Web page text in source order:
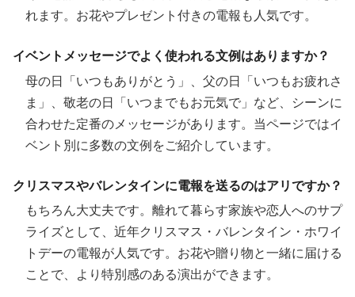
れます。お花やプレゼント付きの電報も人気です。
イベントメッセージでよく使われる文例はありますか？
母の日「いつもありがとう」、父の日「いつもお疲れさ
ま」、敬老の日「いつまでもお元気で」など、シーンに
合わせた定番のメッセージがあります。当ページではイ
ベント別に多数の文例をご紹介しています。
クリスマスやバレンタインに電報を送るのはアリですか？
もちろん大丈夫です。離れて暮らす家族や恋人へのサプ
ライズとして、近年クリスマス・バレンタイン・ホワイ
トデーの電報が人気です。お花や贈り物と一緒に届ける
ことで、より特別感のある演出ができます。